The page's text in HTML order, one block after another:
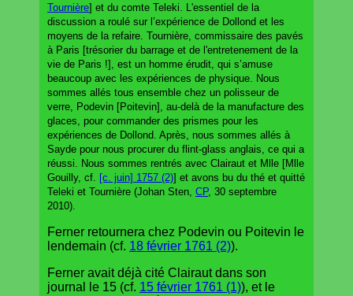
Tournière] et du comte Teleki. L'essentiel de la
discussion a roulé sur l’expérience de Dollond et les
moyens de la refaire. Tournière, commissaire des pavés
à Paris [trésorier du barrage et de l'entretenement de la
vie de Paris !], est un homme érudit, qui s’amuse
beaucoup avec les expériences de physique. Nous
sommes allés tous ensemble chez un polisseur de
verre, Podevin [Poitevin], au-delà de la manufacture des
glaces, pour commander des prismes pour les
expériences de Dollond. Après, nous sommes allés à
Sayde pour nous procurer du flint-glass anglais, ce qui a
réussi. Nous sommes rentrés avec Clairaut et Mlle [Mlle
Gouilly, cf.
[c. juin] 1757 (2)] et avons bu du thé et quitté
Teleki et Tournière (Johan Sten, CP, 30 septembre
2010).
Ferner retournera chez Podevin ou Poitevin le
lendemain (cf. 18 février 1761 (2)).
Ferner avait déjà cité Clairaut dans son
journal le 15 (cf. 15 février 1761 (1)), et le